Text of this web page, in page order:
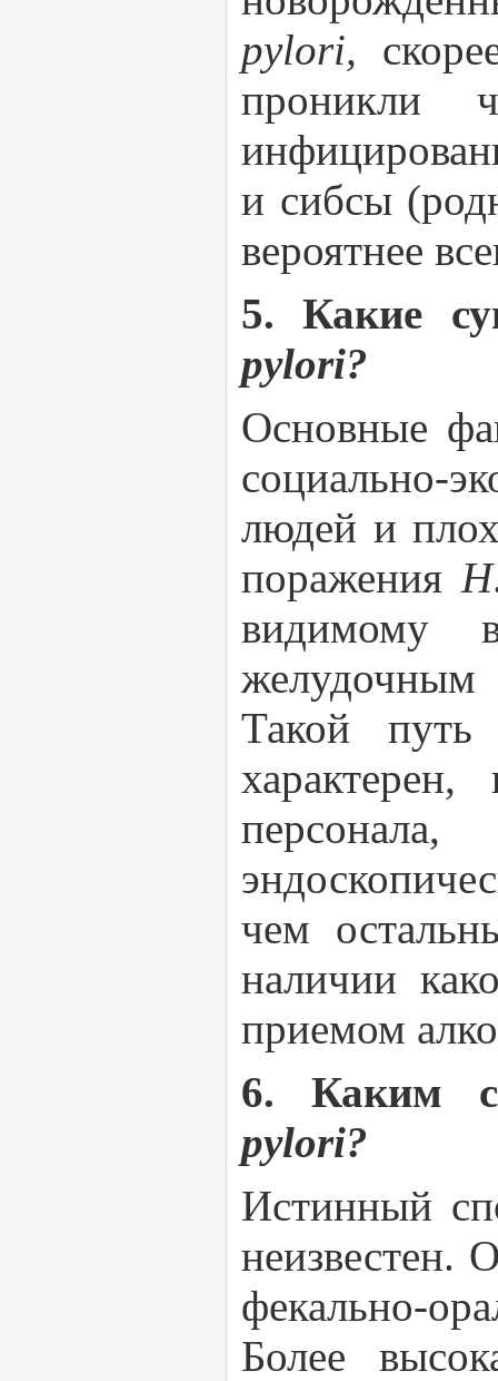
pylori,
проникли
и сибсы
вероятнее
5. Какие
pylori?
Основные
социально-
людей и
поражения H
видимому
желудочным
Такой путь
чем
наличии
приемом
6. Каким
pylori?
Истинный
неизвестен.
фекально-
Более